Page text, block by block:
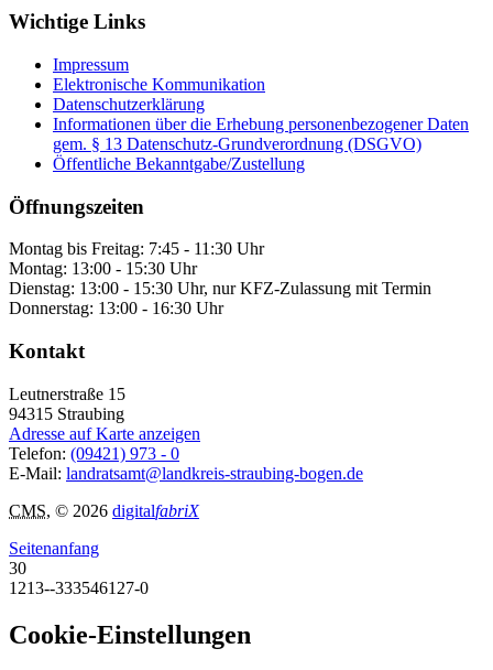
Wichtige Links
Impressum
Elektronische Kommunikation
Datenschutzerklärung
Informationen über die Erhebung personenbezogener Daten
gem. § 13 Datenschutz-Grundverordnung (DSGVO)
Öffentliche Bekanntgabe/Zustellung
Öffnungszeiten
Montag bis Freitag: 7:45 - 11:30 Uhr
Montag: 13:00 - 15:30 Uhr
Dienstag: 13:00 - 15:30 Uhr, nur KFZ-Zulassung mit Termin
Donnerstag: 13:00 - 16:30 Uhr
Kontakt
Leutnerstraße 15
94315 Straubing
Adresse auf Karte anzeigen
Telefon: (09421) 973 - 0
E-Mail: landratsamt@landkreis-straubing-bogen.de
CMS, © 2026 digitalfabriX
Seitenanfang
30
1213--333546127-0
Cookie-Einstellungen